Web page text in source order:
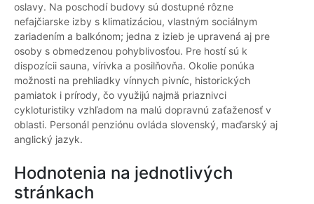
oslavy. Na poschodí budovy sú dostupné rôzne
nefajčiarske izby s klimatizáciou, vlastným sociálnym
zariadením a balkónom; jedna z izieb je upravená aj pre
osoby s obmedzenou pohyblivosťou. Pre hostí sú k
dispozícii sauna, vírivka a posilňovňa. Okolie ponúka
možnosti na prehliadky vínnych pivníc, historických
pamiatok i prírody, čo využijú najmä priaznivci
cykloturistiky vzhľadom na malú dopravnú zaťaženosť v
oblasti. Personál penziónu ovláda slovenský, maďarský aj
anglický jazyk.
Hodnotenia na jednotlivých
stránkach